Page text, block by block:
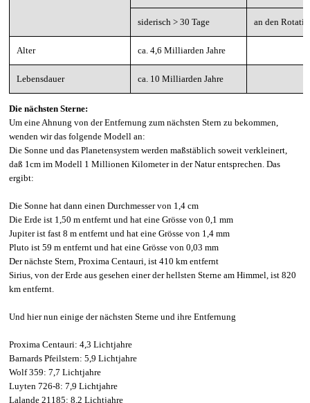
siderisch > 30 Tage an den
Alter ca. 4,6 Milliarden Jahre
Lebensdauer ca. 10 Milliarden Jahre
Die nächsten Sterne:
Um eine Ahnung von der Entfernung zum nächsten Stern zu bekommen,
wenden wir das folgende Modell an:
Die Sonne und das Planetensystem werden maßstäblich soweit verkleinert,
daß 1cm im Modell 1 Millionen Kilometer in der Natur entsprechen. Das
ergibt:
Die Sonne hat dann einen Durchmesser von 1,4 cm
Die Erde ist 1,50 m entfernt und hat eine Grösse von 0,1 mm
Jupiter ist fast 8 m entfernt und hat eine Grösse von 1,4 mm
Pluto ist 59 m entfernt und hat eine Grösse von 0,03 mm
Der nächste Stern, Proxima Centauri, ist 410 km entfernt
Sirius, von der Erde aus gesehen einer der hellsten Sterne am Himmel, ist 820
km entfernt.
Und hier nun einige der nächsten Sterne und ihre Entfernung
Proxima Centauri: 4,3 Lichtjahre
Barnards Pfeilstern: 5,9 Lichtjahre
Wolf 359: 7,7 Lichtjahre
Luyten 726-8: 7,9 Lichtjahre
Lalande 21185: 8,2 Lichtjahre